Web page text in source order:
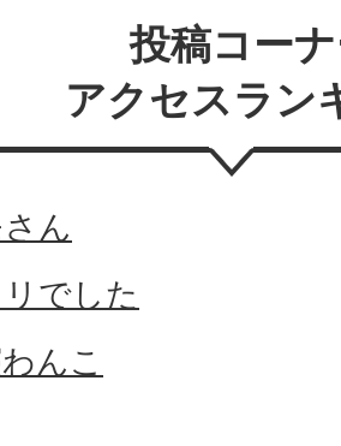
投稿コー
アクセスラン
ん
でした
んこ